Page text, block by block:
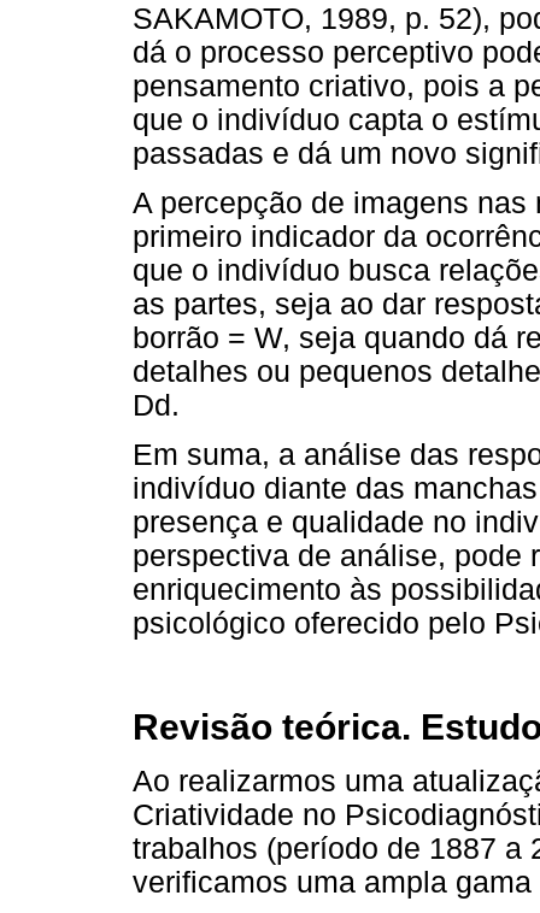
SAKAMOTO, 1989, p. 52),
dá o processo perceptivo
pensamento criativo, pois a
que o indivíduo capta o
passadas e dá um novo
A percepção de imagens
primeiro indicador da
que o indivíduo busca
as partes, seja ao dar
borrão = W, seja quando dá
detalhes ou pequenos
Dd.
Em suma, a análise das
indivíduo diante das
presença e qualidade no
perspectiva de análise, pode
enriquecimento às
psicológico oferecido pelo
Revisão teórica.
Ao realizarmos uma
Criatividade no
trabalhos (período de 1887 a
verificamos uma ampla